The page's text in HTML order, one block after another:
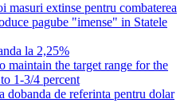
masuri extinse pentru combaterea
pagube "imense" in Statele
la 2,25%
maintain the target range for the
1-3/4 percent
dobanda de referinta pentru dolar